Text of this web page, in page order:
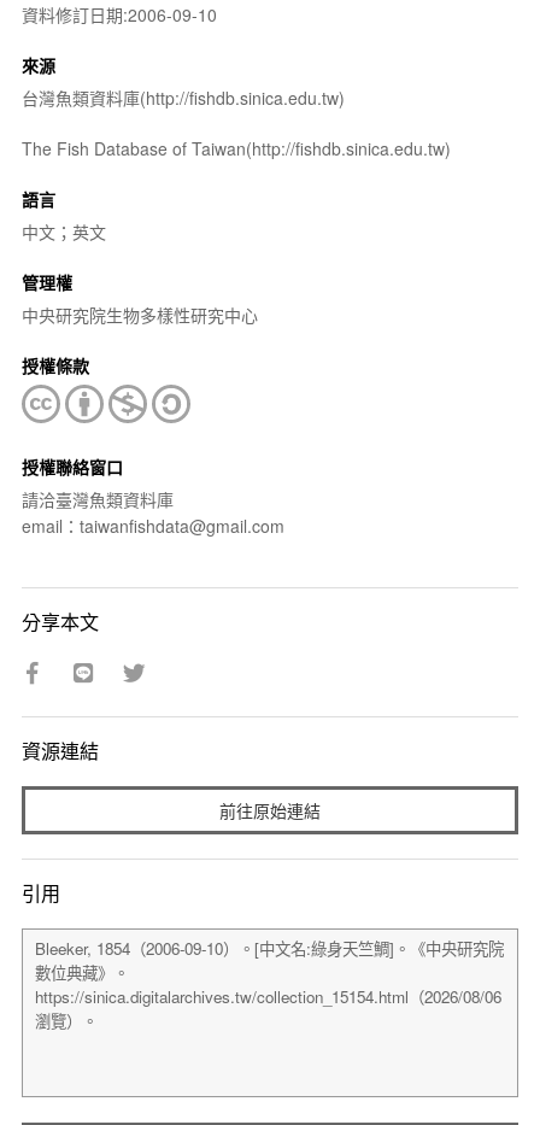
資料修訂日期:2006-09-10
來源
台灣魚類資料庫(http://fishdb.sinica.edu.tw)
The Fish Database of Taiwan(http://fishdb.sinica.edu.tw)
語言
中文；英文
管理權
中央研究院生物多樣性研究中心
授權條款
授權聯絡窗口
請洽臺灣魚類資料庫
email：taiwanfishdata@gmail.com
分享本文
資源連結
前往原始連結
引用